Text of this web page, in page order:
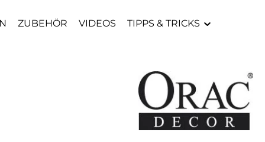
ZUBEHÖR VIDEOS TIPPS & TRICKS